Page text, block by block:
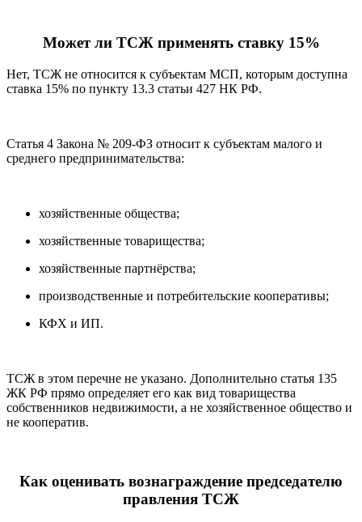
Может ли ТСЖ применять ставку 15%
Нет, ТСЖ не относится к субъектам МСП, которым доступна
ставка 15% по пункту 13.3 статьи 427 НК РФ.
Статья 4 Закона № 209-ФЗ относит к субъектам малого и
среднего предпринимательства:
хозяйственные общества;
хозяйственные товарищества;
хозяйственные партнёрства;
производственные и потребительские кооперативы;
КФХ и ИП.
ТСЖ в этом перечне не указано. Дополнительно статья 135
ЖК РФ прямо определяет его как вид товарищества
собственников недвижимости, а не хозяйственное общество и
не кооператив.
Как оценивать вознаграждение председателю
правления ТСЖ